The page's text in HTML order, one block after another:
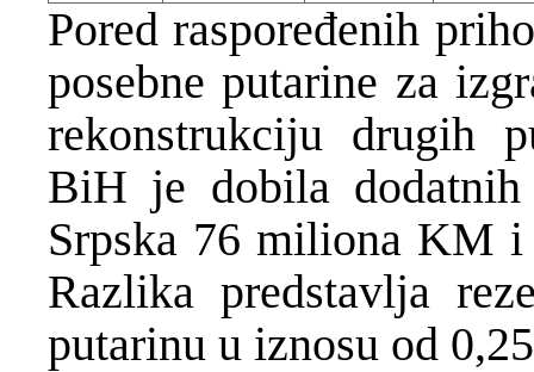
Pored raspoređenih
posebne putarine za
rekonstrukciju drugih
BiH je dobila
Srpska 76 miliona KM
Razlika predstavlja
putarinu u iznosu od